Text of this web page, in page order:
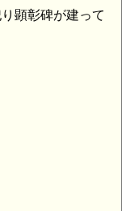
顕彰碑が建って